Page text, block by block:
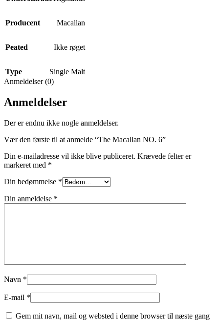
Producent Macallan
Peated Ikke røget
Type
Single Malt
Anmeldelser (0)
Anmeldelser
Der er endnu ikke nogle anmeldelser.
Vær den første til at anmelde “The Macallan NO. 6”
Din e-mailadresse vil ikke blive publiceret. Krævede felter er
markeret med *
Din bedømmelse *
Din anmeldelse *
Navn *
E-mail *
Gem mit navn, mail og websted i denne browser til næste gang